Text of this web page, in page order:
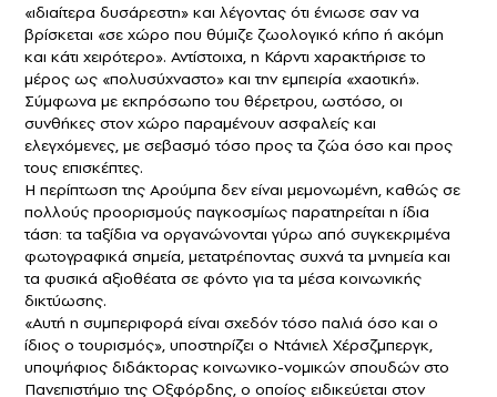
«ιδιαίτερα δυσάρεστη» και λέγοντας ότι ένιωσε σαν να
βρίσκεται «σε χώρο που θύμιζε ζωολογικό κήπο ή ακόμη
και κάτι χειρότερο». Αντίστοιχα, η Κάρντι χαρακτήρισε το
μέρος ως «πολυσύχναστο» και την εμπειρία «χαοτική».
Σύμφωνα με εκπρόσωπο του θέρετρου, ωστόσο, οι
συνθήκες στον χώρο παραμένουν ασφαλείς και
ελεγχόμενες, με σεβασμό τόσο προς τα ζώα όσο και προς
τους επισκέπτες.
Η περίπτωση της Αρούμπα δεν είναι μεμονωμένη, καθώς σε
πολλούς προορισμούς παγκοσμίως παρατηρείται η ίδια
τάση: τα ταξίδια να οργανώνονται γύρω από συγκεκριμένα
φωτογραφικά σημεία, μετατρέποντας συχνά τα μνημεία και
τα φυσικά αξιοθέατα σε φόντο για τα μέσα κοινωνικής
δικτύωσης.
«Αυτή η συμπεριφορά είναι σχεδόν τόσο παλιά όσο και ο
ίδιος ο τουρισμός», υποστηρίζει ο Ντάνιελ Χέρσζμπεργκ,
υποψήφιος διδάκτορας κοινωνικο-νομικών σπουδών στο
Πανεπιστήμιο της Οξφόρδης, ο οποίος ειδικεύεται στον